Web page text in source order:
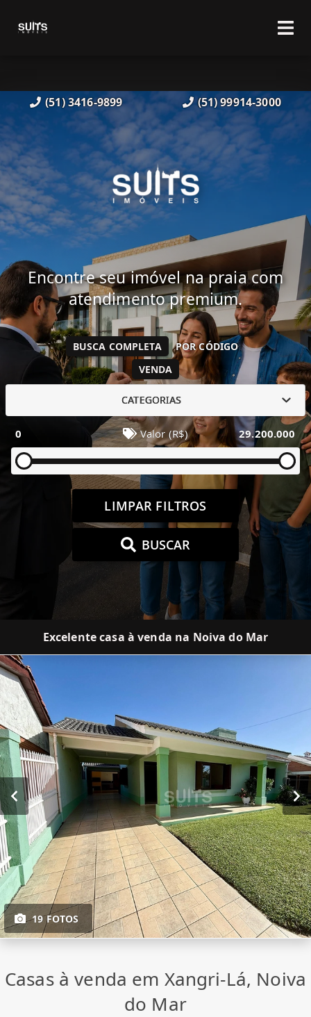
(51) 3416-9899 (51) 99914-3000
Encontre seu imóvel na praia com
atendimento premium.
VENDA
BUSCA COMPLETA POR CÓDIGO
CATEGORIAS
0 Valor (R$) 29.200.000
LIMPAR FILTROS
BUSCAR
Excelente casa à venda na Noiva do Mar
19 FOTOS
Casas à venda em Xangri-Lá, Noiva
do Mar